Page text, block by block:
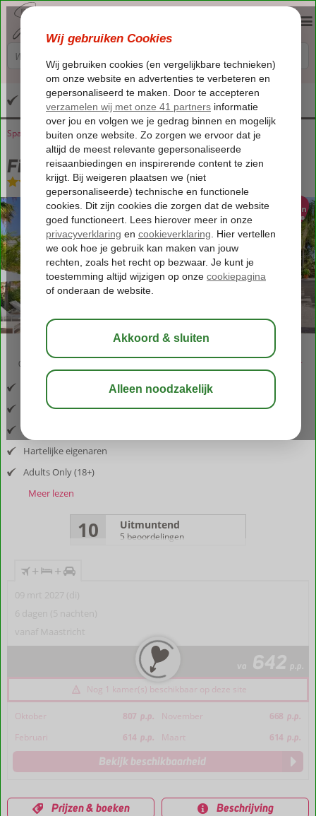
Altijd inclusief huurauto
Home
Spanje Andalusië Benalmadena Finca La Vida Loca
Finca La Vida Loca
Logies en ontbijt-Bed & Breakfast
03:05 bewaar
Inclusief vlucht en huurauto
Gelegen in Benalmádena Pueblo
Hartelijke eigenaren
Adults Only (18+)
Meer lezen
10 Uitmuntend
5 beoordelingen
+ +
09 mrt 2027 (di)
6 dagen (5 nachten)
vanaf Maastricht
va 642 p.p.
Nog 1 kamer(s) beschikbaar op deze site
Oktober 807 p.p. November 668 p.p.
Februari
614 p.p. Maart 614 p.p.
Bekijk beschikbaarheid
Prijzen & boeken Beschrijving